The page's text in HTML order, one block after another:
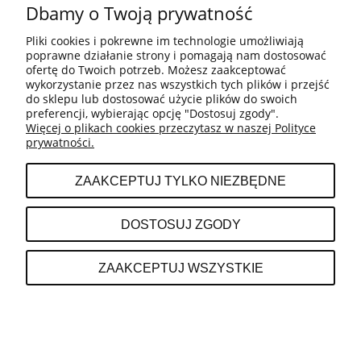
POMOC
MOJE KONTO
INFORMACJE
O NAS
Dbamy o Twoją prywatność
Pliki cookies i pokrewne im technologie umożliwiają
poprawne działanie strony i pomagają nam dostosować
ofertę do Twoich potrzeb. Możesz zaakceptować
wykorzystanie przez nas wszystkich tych plików i przejść
do sklepu lub dostosować użycie plików do swoich
preferencji, wybierając opcję "Dostosuj zgody".
Więcej o plikach cookies przeczytasz w naszej Polityce
prywatności.
ZAAKCEPTUJ TYLKO NIEZBĘDNE
DOSTOSUJ ZGODY
ZAAKCEPTUJ WSZYSTKIE